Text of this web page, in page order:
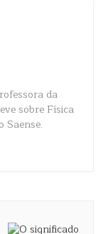
da
sobre Física
Saense.